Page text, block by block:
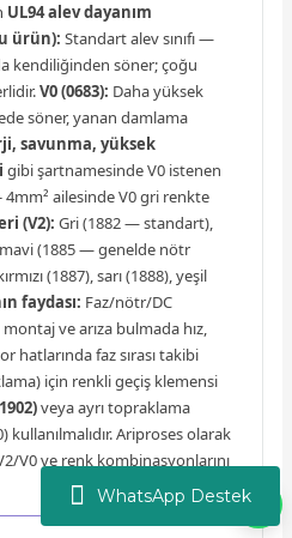
WhatsApp Destek
UL94 alev dayanım
ürün): Standart alev sınıfı —
kendiliğinden söner; çoğu
V0 (0683): Daha yüksek
söner, yanan damlama
savunma, yüksek
gibi şartnamesinde V0 istenen
4mm² ailesinde V0 gri renkte
(V2): Gri (1882 — standart),
(1885 — genelde nötr
(1887), sarı (1888), yeşil
faydası: Faz/nötr/DC
ve arıza bulmada hız,
hatlarında faz sırası takibi
için renkli geçiş klemensi
veya ayrı topraklama
Ariproses olarak
V0 ve renk kombinasyonlarını